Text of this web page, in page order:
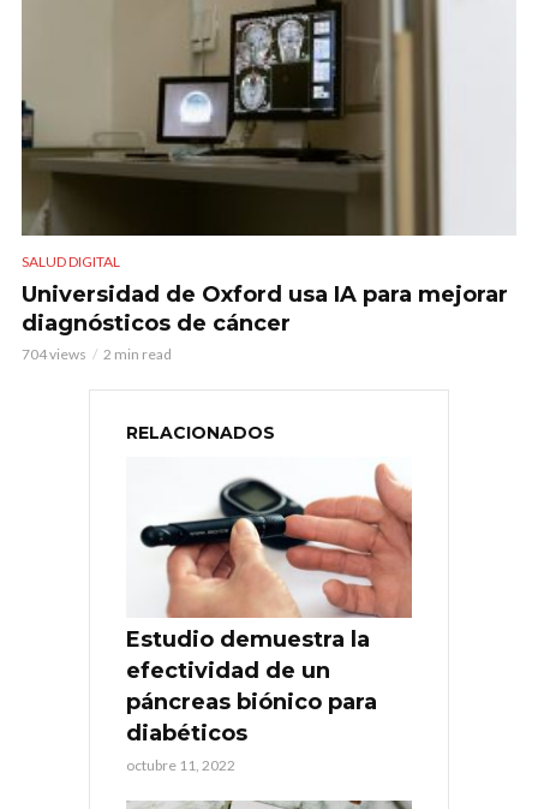
SALUD DIGITAL
Universidad de Oxford usa IA para mejorar
diagnósticos de cáncer
704 views 2 min read
RELACIONADOS
Estudio demuestra la
efectividad de un
páncreas biónico para
diabéticos
octubre 11, 2022